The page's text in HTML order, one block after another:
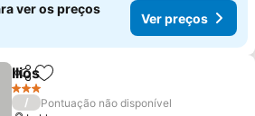
ver os preços
Ver preços
PartilharAdicionar aos favoritos
Ilios
3 Estrelas
/
Pontuação não disponível